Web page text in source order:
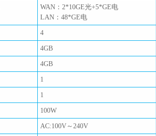
WAN：2*10GE光+5*GE电
LAN：48*GE电
4
4GB
4GB
1
1
100W
AC:100V～240V